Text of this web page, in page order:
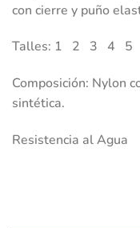
con cierre y puño
Talles: 1 2 3 4 5
Composición: Nylon
sintética.
Resistencia al Agua